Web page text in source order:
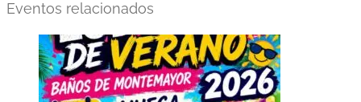
Eventos relacionados